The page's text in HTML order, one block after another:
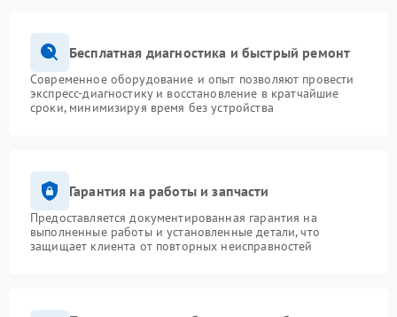
Бесплатная диагностика и быстрый ремонт
Современное оборудование и опыт позволяют провести
экспресс-диагностику и восстановление в кратчайшие
сроки, минимизируя время без устройства
Гарантия на работы и запчасти
Предоставляется документированная гарантия на
выполненные работы и установленные детали, что
защищает клиента от повторных неисправностей